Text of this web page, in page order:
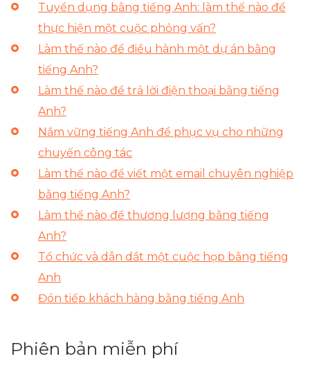
Tuyển dụng bằng tiếng Anh: làm thế nào để
thực hiện một cuộc phỏng vấn?
Làm thế nào để điều hành một dự án bằng
tiếng Anh?
Làm thế nào để trả lời điện thoại bằng tiếng
Anh?
Nắm vững tiếng Anh để phục vụ cho những
chuyến công tác
Làm thế nào để viết một email chuyên nghiệp
bằng tiếng Anh?
Làm thế nào để thương lượng bằng tiếng
Anh?
Tổ chức và dẫn dắt một cuộc họp bằng tiếng
Anh
Đón tiếp khách hàng bằng tiếng Anh
Phiên bản miễn phí